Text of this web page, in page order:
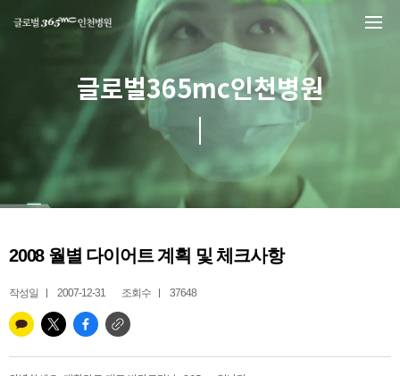
글로벌365mc인천병원
2008 월별 다이어트 계획 및 체크사항
작성일 2007-12-31 조회수 37648